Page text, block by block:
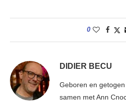
0
DIDIER BECU
Geboren en
samen met Ann